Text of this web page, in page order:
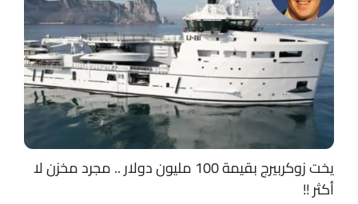
يخت زوكربيرج بقيمة 100 مليون دولار .. مجرد مخزن لا
أكثر !!